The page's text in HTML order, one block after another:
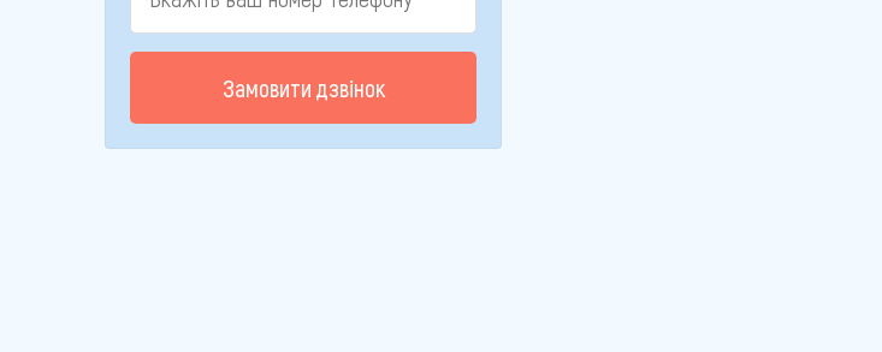
Замовити дзвінок